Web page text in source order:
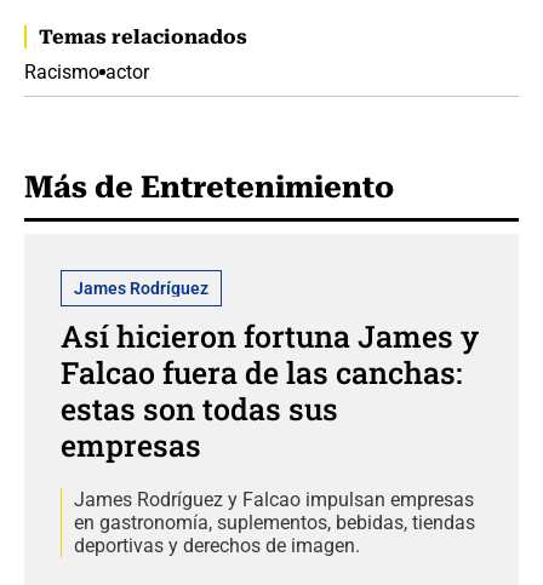
Temas relacionados
Racismo actor
Más de Entretenimiento
James Rodríguez
Así hicieron fortuna James y
Falcao fuera de las canchas:
estas son todas sus
empresas
James Rodríguez y Falcao impulsan empresas
en gastronomía, suplementos, bebidas, tiendas
deportivas y derechos de imagen.